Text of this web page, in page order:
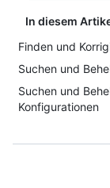
In diesem
Finden und
Suchen und
Suchen und
Konfigurationen